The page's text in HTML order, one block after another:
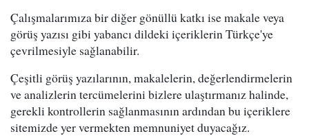
Çalışmalarımıza bir diğer gönüllü katkı ise makale veya
görüş yazısı gibi yabancı dildeki içeriklerin Türkçe'ye
çevrilmesiyle sağlanabilir.
Çeşitli görüş yazılarının, makalelerin, değerlendirmelerin
ve analizlerin tercümelerini bizlere ulaştırmanız halinde,
gerekli kontrollerin sağlanmasının ardından bu içeriklere
sitemizde yer vermekten memnuniyet duyacağız.